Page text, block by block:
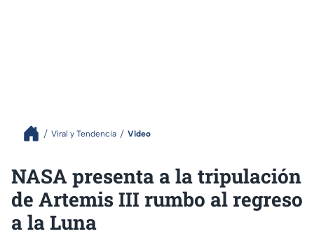
Viral y Tendencia Video
NASA presenta a la tripulación
de Artemis III rumbo al regreso
a la Luna